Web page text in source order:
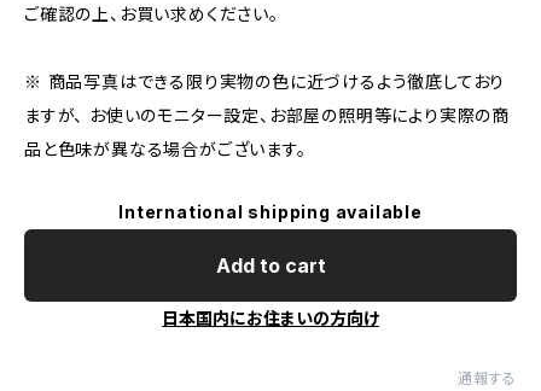
ご確認の上、お買い求めください。
※ 商品写真はできる限り実物の色に近づけるよう徹底しており
ますが、 お使いのモニター設定、お部屋の照明等により実際の商
品と色味が異なる場合がございます。
International shipping available
Add to cart
日本国内にお住まいの方向け
通報する